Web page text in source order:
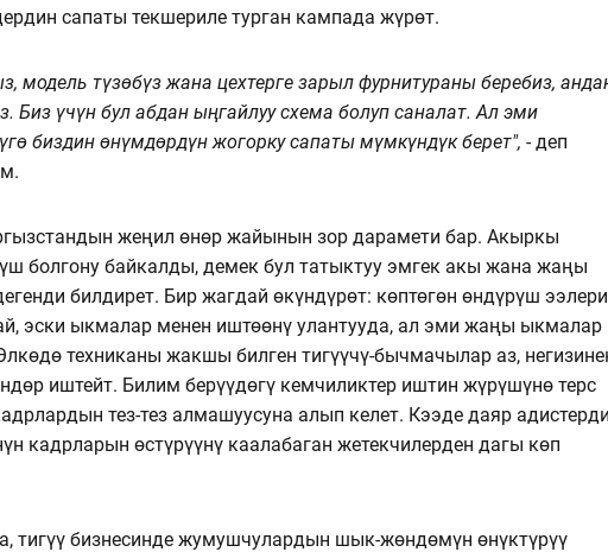
сапаты текшериле турган кампада жүрөт.
модель түзөбүз жана цехтерге зарыл фурнитураны беребиз,
Биз үчүн бул абдан ыңгайлуу схема болуп саналат. Ал эми
биздин өнүмдөрдүн жогорку сапаты мүмкүндүк берет", - деп
жеңил өнөр жайынын зор дарамети бар. Акыркы
болгону байкалды, демек бул татыктуу эмгек акы жана жаңы
билдирет. Бир жагдай өкүндүрөт: көптөгөн өндүрүш ээлери
эски ыкмалар менен иштөөнү улантууда, ал эми жаңы ыкмалар
техниканы жакшы билген тигүүчү-бычмачылар аз,
иштейт. Билим берүүдөгү кемчиликтер иштин жүрүшүнө терс
тез-тез алмашуусуна алып келет. Кээде даяр
кадрларын өстүрүүнү каалабаган жетекчилерден дагы көп
тигүү бизнесинде жумушчулардын шык-жөндөмүн өнүктүрүү